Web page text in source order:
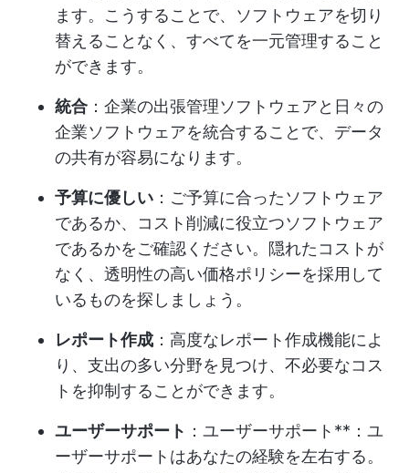
ます。こうすることで、ソフトウェアを切り
替えることなく、すべてを一元管理すること
ができます。
統合 ：企業の出張管理ソフトウェアと日々の
企業ソフトウェアを統合することで、データ
の共有が容易になります。
予算に優しい ：ご予算に合ったソフトウェア
であるか、コスト削減に役立つソフトウェア
であるかをご確認ください。隠れたコストが
なく、透明性の高い価格ポリシーを採用して
いるものを探しましょう。
レポート作成 ：高度なレポート作成機能によ
り、支出の多い分野を見つけ、不必要なコス
トを抑制することができます。
ユーザーサポート ：ユーザーサポート**：ユ
ーザーサポートはあなたの経験を左右する。